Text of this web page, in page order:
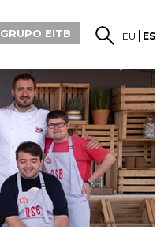
GRUPO EITB EU ES